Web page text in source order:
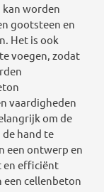
worden
gootsteen en
Het is ook
voegen, zodat
vaardigheden
om de
hand te
een ontwerp en
en efficiënt
cellenbeton